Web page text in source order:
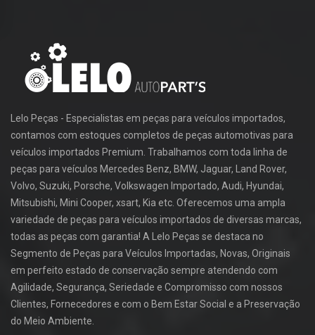
Lelo Peças - Especialistas em peças para veículos importados,
contamos com estoques completos de peças automotivas para
veículos importados Premium. Trabalhamos com toda linha de
peças para veículos Mercedes Benz, BMW, Jaguar, Land Rover,
Volvo, Suzuki, Porsche, Volkswagen Importado, Audi, Hyundai,
Mitsubishi, Mini Cooper, xsart, Kia etc. Oferecemos uma ampla
variedade de peças para veículos importados de diversas marcas,
todas as peças com garantia! A Lelo Peças se destaca no
Segmento de Peças para Veículos Importadas, Novas, Originais
em perfeito estado de conservação sempre atendendo com
Agilidade, Segurança, Seriedade e Compromisso com nossos
Clientes, Fornecedores e com o Bem Estar Social e a Preservação
do Meio Ambiente.